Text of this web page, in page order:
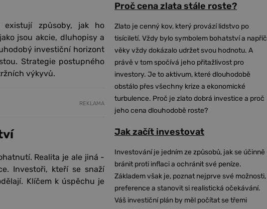
existují způsoby, jak ho
jsou akcie, dluhopisy a
investiční horizont
Strategie postupného
výkyvů.
REKLAMA
Realita je ale jiná -
Investoři, kteří se snaží
Klíčem k úspěchu je
Proč cena zlata stále roste?
Zlato je cenný kov, který provází lidstvo po
tisíciletí. Vždy bylo symbolem bohatství a napříč
věky vždy dokázalo udržet svou hodnotu. A
právě v tom spočívá jeho přitažlivost pro
investory. Je to aktivum, které dlouhodobě
obstálo přes všechny krize a ekonomické
turbulence. Proč je zlato dobrá investice a proč
jeho cena dlouhodobě roste?
Jak začít investovat
Investování je jedním ze způsobů, jak se účinně
bránit proti inflaci a ochránit své peníze.
Základem však je, poznat nejprve své možnosti,
preference a stanovit si realistická očekávání.
Váš investiční plán by měl počítat se třemi